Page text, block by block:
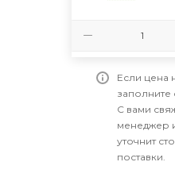
Если цена
С вами
менеджер
уточнит
поставки.